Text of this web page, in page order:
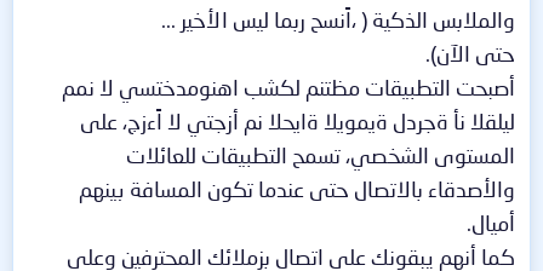
والملابس الذكية ( ،اًنسح ربما ليس الأخير ...
حتى الآن).
أصبحت التطبيقات مظتنم لكشب اهنومدختسي لا نمم
ليلقلا نأ ةجردل ةيمويلا ةايحلا نم أزجتي لا اًءزج، على
المستوى الشخصي، تسمح التطبيقات للعائلات
والأصدقاء بالاتصال حتى عندما تكون المسافة بينهم
أميال.
كما أنهم يبقونك على اتصال بزملائك المحترفين وعلى